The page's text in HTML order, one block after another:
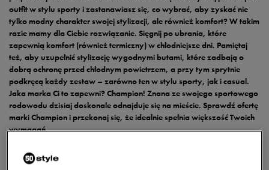
outfit w stylu sporty i zastanawiasz się, co wybrać, aby zyskać nie
tylko modny charakter swojej stylizacji, ale również komfort? W takim
razie mamy dla Ciebie rozwiązanie. Sięgnij po ubrania, które
zapewnią komfort (również termiczny) w chłodniejsze dni. Pamiętaj
też, aby uzupełnić stylizację wygodnymi butami, które zadbają o
dobrą ochronę przed chłodnym powietrzem, a przy tym sprytnie
podkręcą każdy zestaw – zarówno ten w stylu sporty, jak i casual.
Jaka marka Ci to zapewni? Champion! Znana ze swojego sportowego
rodowodu dzisiaj doskonale odnajduje się na mieście. Sprawdź ofertę
marki Champion i przekonaj się, że idealnie spełnia większość Twoich
wymagań.
Buty Champion – idealne na jesień